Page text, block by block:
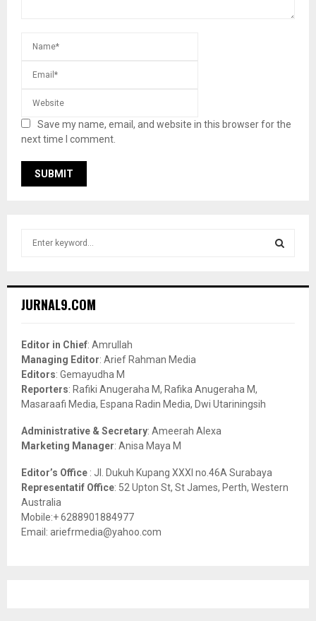
Save my name, email, and website in this browser for the
next time I comment.
h
o
r
:
JURNAL9.COM
Editor in Chief: Amrullah
Managing Editor: Arief Rahman Media
Editors: Gemayudha M
Reporters: Rafiki Anugeraha M, Rafika Anugeraha M,
Masaraafi Media, Espana Radin Media, Dwi Utariningsih
Administrative & Secretary: Ameerah Alexa
Marketing Manager: Anisa Maya M
Editor’s Office : Jl. Dukuh Kupang XXXI no.46A Surabaya
Representatif Office: 52 Upton St, St James, Perth, Western
Australia
Mobile:+ 6288901884977
Email: ariefrmedia@yahoo.com